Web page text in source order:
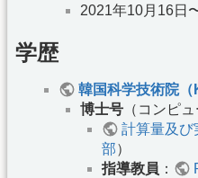
2021年10月16日
学歴
韓国科学技術院（
博士号 （コンピ
計算量及び
部）
指導教員 ：